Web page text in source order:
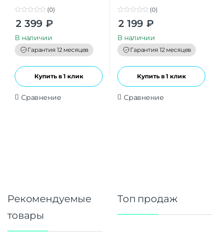
o
t
o
f
5
(0)
2 399 ₽
В наличии
Гарантия 12 месяцев
Купить в 1 клик
Сравнение
o
t
o
f
5
(0)
2 199 ₽
В наличии
Гарантия 12 месяцев
Купить в 1 клик
Сравнение
Рекомендуемые
товары
Топ продаж